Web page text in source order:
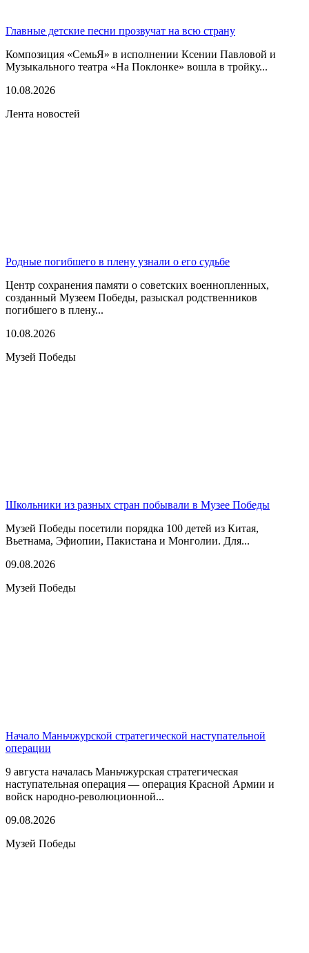
Главные детские песни прозвучат на всю страну
Композиция «СемьЯ» в исполнении Ксении Павловой и
Музыкального театра «На Поклонке» вошла в тройку...
10.08.2026
Лента новостей
Родные погибшего в плену узнали о его судьбе
Центр сохранения памяти о советских военнопленных,
созданный Музеем Победы, разыскал родственников
погибшего в плену...
10.08.2026
Музей Победы
Школьники из разных стран побывали в Музее Победы
Музей Победы посетили порядка 100 детей из Китая,
Вьетнама, Эфиопии, Пакистана и Монголии. Для...
09.08.2026
Музей Победы
Начало Маньчжурской стратегической наступательной
операции
9 августа началась Маньчжурская стратегическая
наступательная операция — операция Красной Армии и
войск народно-революционной...
09.08.2026
Музей Победы